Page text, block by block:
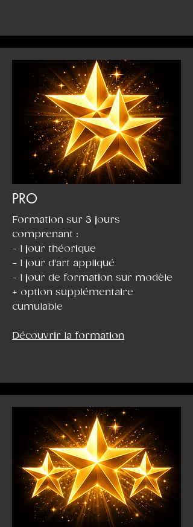
PRO
Formation sur 3 jours
comprenant :
- 1 jour théorique
- 1 jour d'art appliqué
- 1 jour de formation sur modèle
+ option supplémentaire
cumulable
Découvrir la formation